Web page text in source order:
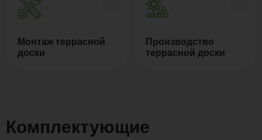
Монтаж террасной
доски
Производство
террасной доски
Комплектующие